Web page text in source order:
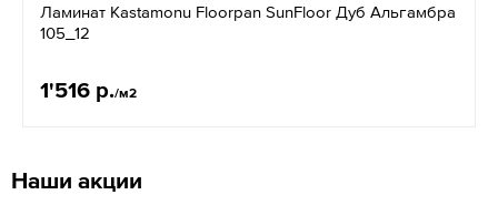
Ламинат Kastamonu Floorpan SunFloor Дуб Альгамбра
105_12
1'516 р./м2
Наши акции